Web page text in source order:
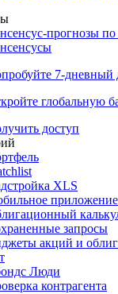
прогнозы по
7-дневный
глобальную
доступ
XLS
запросы
акций и
Люди
контрагента